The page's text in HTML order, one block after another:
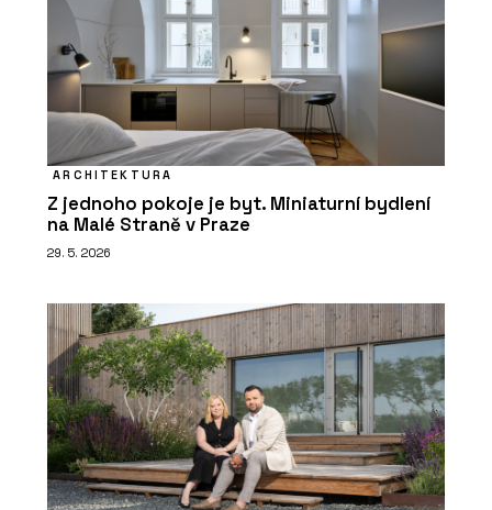
ARCHITEKTURA
Z jednoho pokoje je byt. Miniaturní bydlení
na Malé Straně v Praze
29. 5. 2026